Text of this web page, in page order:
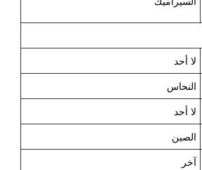
لا أحد
النحاس
لا أحد
الصين
آخر